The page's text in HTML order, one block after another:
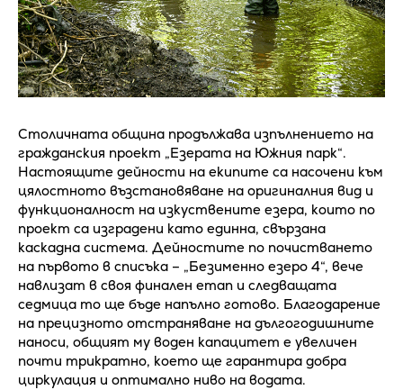
Столичната община продължава изпълнението на
гражданския проект „Езерата на Южния парк“.
Настоящите дейности на екипите са насочени към
цялостното възстановяване на оригиналния вид и
функционалност на изкуствените езера, които по
проект са изградени като единна, свързана
каскадна система. Дейностите по почистването
на първото в списъка – „Безименно езеро 4“, вече
навлизат в своя финален етап и следващата
седмица то ще бъде напълно готово. Благодарение
на прецизното отстраняване на дългогодишните
наноси, общият му воден капацитет е увеличен
почти трикратно, което ще гарантира добра
циркулация и оптимално ниво на водата.